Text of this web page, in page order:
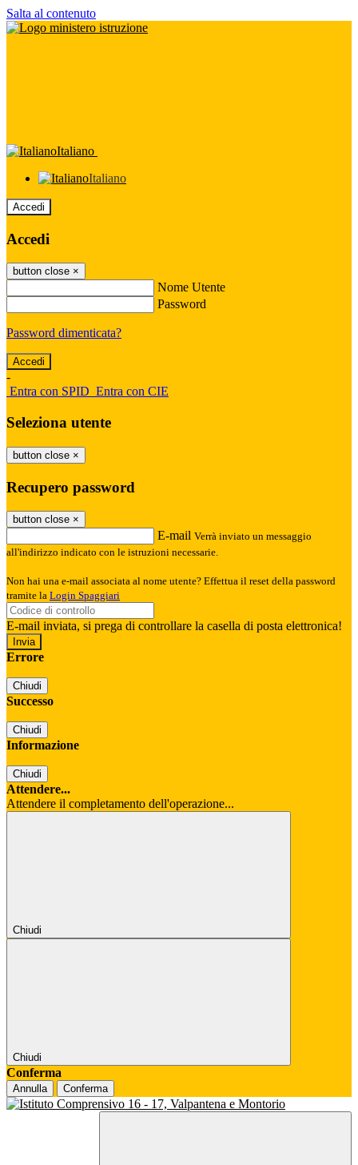
Salta al contenuto
Italiano
Italiano
Accedi
Accedi
button close ×
Nome Utente
Password
Password dimenticata?
-
Entra con SPID Entra con CIE
Seleziona utente
button close ×
Recupero password
button close ×
E-mail Verrà inviato un messaggio
all'indirizzo indicato con le istruzioni necessarie.
Non hai una e-mail associata al nome utente? Effettua il reset della password
tramite la Login Spaggiari
E-mail inviata, si prega di controllare la casella di posta elettronica!
Errore
Chiudi
Successo
Chiudi
Informazione
Chiudi
Attendere...
Attendere il completamento dell'operazione...
Chiudi
Chiudi
Conferma
Annulla Conferma